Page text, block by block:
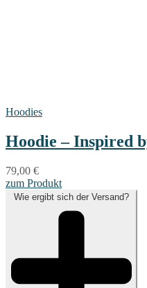
Hoodies
Hoodie – Inspired
79,00 €
zum Produkt
Wie ergibt sich der Versand?